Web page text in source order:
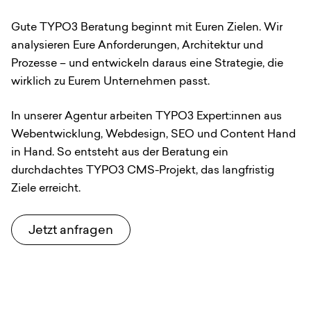
Gute TYPO3 Beratung beginnt mit Euren Zielen. Wir
analysieren Eure Anforderungen, Architektur und
Prozesse – und entwickeln daraus eine Strategie, die
wirklich zu Eurem Unternehmen passt.
In unserer Agentur arbeiten TYPO3 Expert:innen aus
Webentwicklung, Webdesign, SEO und Content Hand
in Hand. So entsteht aus der Beratung ein
durchdachtes TYPO3 CMS-Projekt, das langfristig
Ziele erreicht.
Jetzt anfragen